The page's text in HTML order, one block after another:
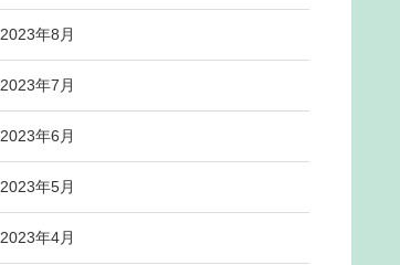
2023年8月
2023年7月
2023年6月
2023年5月
2023年4月